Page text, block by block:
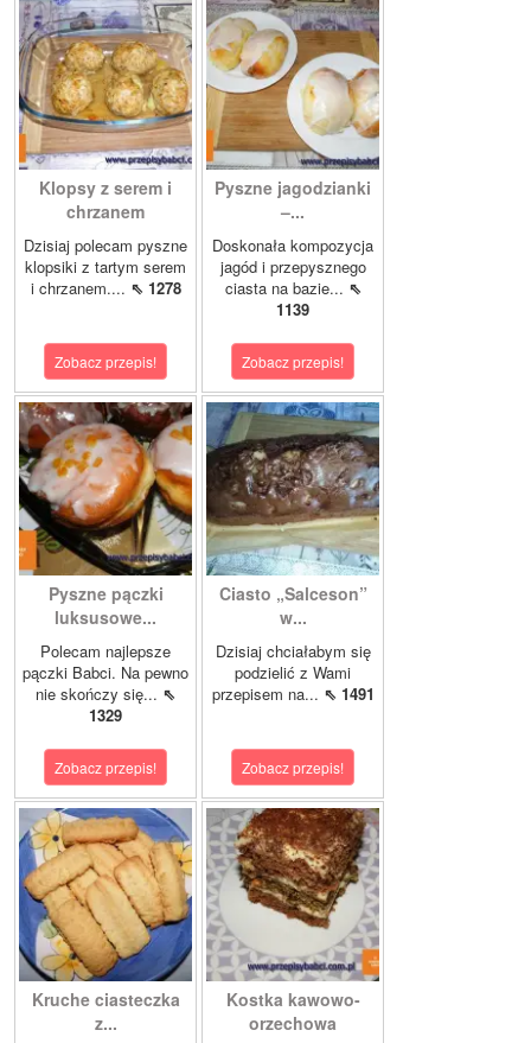
Klopsy z serem i
chrzanem
Dzisiaj polecam pyszne
klopsiki z tartym serem
i chrzanem.... ⇖ 1278
Zobacz przepis!
Pyszne jagodzianki
–...
Doskonała kompozycja
jagód i przepysznego
ciasta na bazie... ⇖
1139
Zobacz przepis!
Pyszne pączki
luksusowe...
Polecam najlepsze
pączki Babci. Na pewno
nie skończy się... ⇖
1329
Zobacz przepis!
Ciasto „Salceson”
w...
Dzisiaj chciałabym się
podzielić z Wami
przepisem na... ⇖ 1491
Zobacz przepis!
Kruche ciasteczka
z...
Kostka kawowo-
orzechowa